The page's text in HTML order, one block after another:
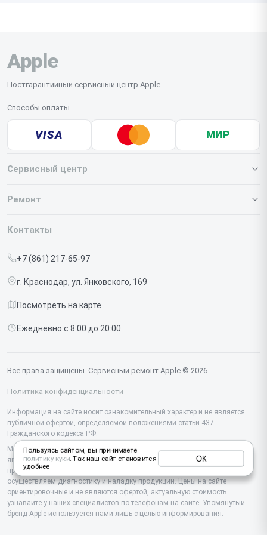
Apple
Постгарантийный сервисный центр Apple
Способы оплаты
VISA МИР
Сервисный центр
О нашем сервисе
Срочный ремонт
Доставка и способы оплаты
Диагностика
Контакты
Ремонт
Iphone
Studio Display
Vision Pro
Контакты
+7 (861) 217-65-97
г. Краснодар, ул. Янковского, 169
Посмотреть на карте
Ежедневно с 8:00 до 20:00
Все права защищены. Сервисный ремонт Apple © 2026
Политика конфиденциальности
Информация на сайте носит ознакомительный характер и не является
публичной офертой, определяемой положениями статьи 437
Гражданского кодекса РФ.
Мы специализируемся на обслуживании и ремонте техники Apple, но не
являемся их официальным представителем. Предоставляем
профессиональные услуги после истечения гарантии, а также
осуществляем диагностику и наладку продукции. Цены на сайте
ориентировочные и не являются офертой, актуальную стоимость
узнавайте у наших специалистов по телефонам на сайте. Упомянутый
бренд Apple используется нами лишь с целью информирования.
Пользуясь сайтом, вы принимаете
политику куки. Так наш сайт становится
удобнее
ОК